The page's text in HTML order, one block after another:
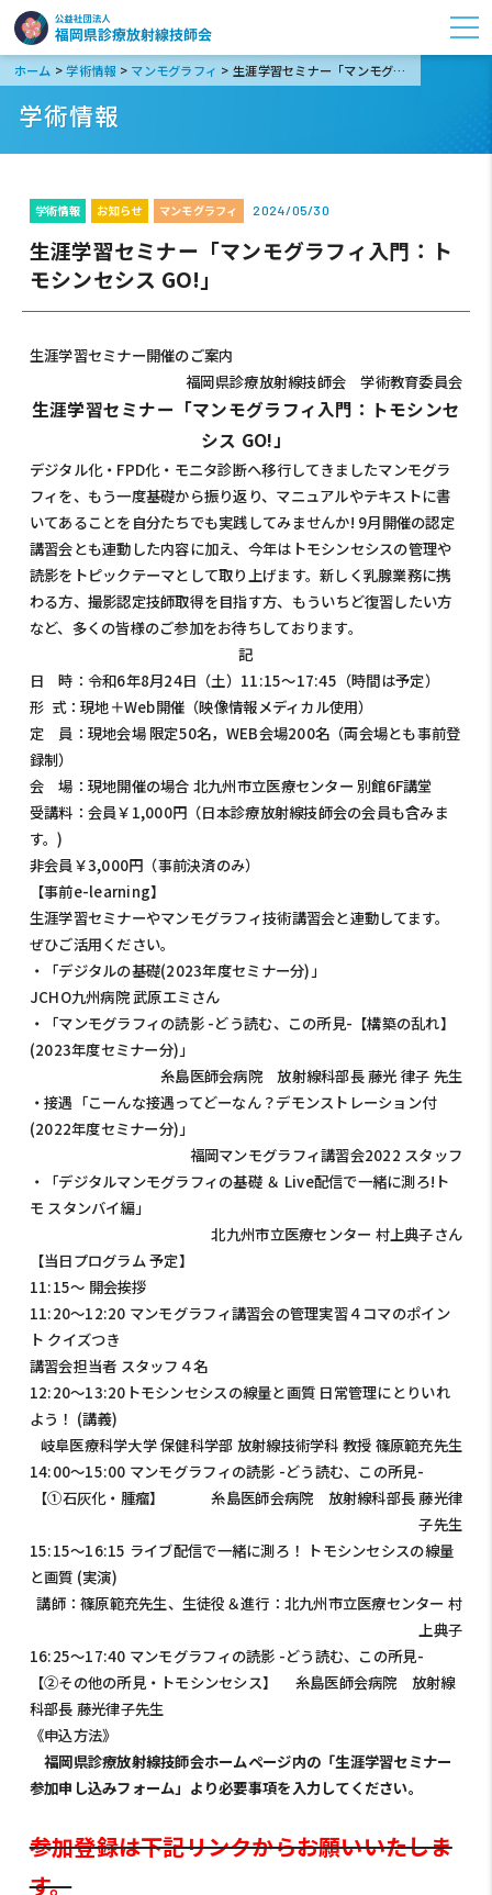
ホーム >学術情報 > マンモグラフィ > 生涯学習セミナー「マンモグラフィ入門：トモシンセシス GO!」
学術情報
学術情報 お知らせ マンモグラフィ 2024/05/30
生涯学習セミナー「マンモグラフィ入門：ト
モシンセシス GO!」
生涯学習セミナー開催のご案内
福岡県診療放射線技師会 学術教育委員会
生涯学習セミナー「マンモグラフィ入門：トモシンセ
シス GO!」
デジタル化・FPD化・モニタ診断へ移行してきましたマンモグラ
フィを、もう一度基礎から振り返り、マニュアルやテキストに書
いてあることを自分たちでも実践してみませんか! 9月開催の認定
講習会とも連動した内容に加え、今年はトモシンセシスの管理や
読影をトピックテーマとして取り上げます。新しく乳腺業務に携
わる方、撮影認定技師取得を目指す方、もういちど復習したい方
など、多くの皆様のご参加をお待ちしております。
記
日 時：令和6年8月24日（土）11:15～17:45（時間は予定）
形 式：現地＋Web開催（映像情報メディカル使用）
定 員：現地会場 限定50名，WEB会場200名（両会場とも事前登
録制）
会 場：現地開催の場合 北九州市立医療センター 別館6F講堂
受講料：会員￥1,000円（日本診療放射線技師会の会員も含みま
す。)
非会員￥3,000円（事前決済のみ）
【事前e-learning】
生涯学習セミナーやマンモグラフィ技術講習会と連動してます。
ぜひご活用ください。
・「デジタルの基礎(2023年度セミナー分)」
JCHO九州病院 武原エミさん
・「マンモグラフィの読影 -どう読む、この所見-【構築の乱れ】
(2023年度セミナー分)」
糸島医師会病院 放射線科部長 藤光 律子 先生
・接遇「こーんな接遇ってどーなん？デモンストレーション付
(2022年度セミナー分)」
福岡マンモグラフィ講習会2022 スタッフ
・「デジタルマンモグラフィの基礎 ＆ Live配信で一緒に測ろ!ト
モ スタンバイ編」
北九州市立医療センター 村上典子さん
【当日プログラム 予定】
11:15～ 開会挨拶
11:20～12:20 マンモグラフィ講習会の管理実習４コマのポイン
ト クイズつき
講習会担当者 スタッフ４名
12:20～13:20トモシンセシスの線量と画質 日常管理にとりいれ
よう！ (講義)
岐阜医療科学大学 保健科学部 放射線技術学科 教授 篠原範充先生
14:00～15:00 マンモグラフィの読影 -どう読む、この所見-
【①石灰化・腫瘤】 糸島医師会病院 放射線科部長 藤光律
子先生
15:15～16:15 ライブ配信で一緒に測ろ！ トモシンセシスの線量
と画質 (実演)
講師：篠原範充先生、生徒役＆進行：北九州市立医療センター 村
上典子
16:25～17:40 マンモグラフィの読影 -どう読む、この所見-
【②その他の所見・トモシンセシス】 糸島医師会病院 放射線
科部長 藤光律子先生
《申込方法》
福岡県診療放射線技師会ホームページ内の「生涯学習セミナー
参加申し込みフォーム」より必要事項を入力してください。
参加登録は下記リンクからお願いいたしま
す。